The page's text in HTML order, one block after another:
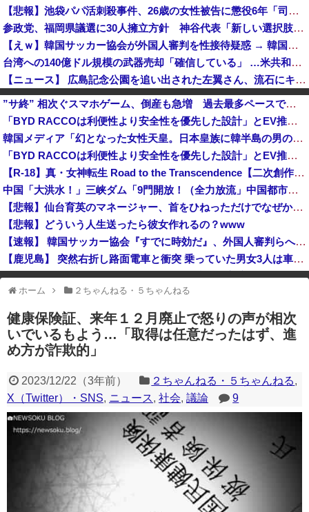
【悲報】池袋パパ活刺殺事件、26歳の女性被告に懲役6年「司法の女割」批判が紛糾 → ﾈｯﾄ「ジャンポケ斎藤の罪より軽くて草」ｗｗｗｗｗｗｗｗｗｗ...
参政党、福岡県議選に30人擁立方針 神谷代表「新しい選択肢を」
【えｗ】韓国サッカー協会が外国人審判を性接待疑惑 → 韓国ネットに動揺広がる「信じられない」「要求した外国人審判もおかしい」「韓国以外の国にも要...
台湾への140億ドル規模の武器売却「確信している」 …米共和党重鎮、マコール議員が表明！
【ニュース】 広島記念公園を追い出された左翼さん、流石にキモすぎて炎上
【おわった】三峡ダム、豪雨で13基の水門を開き大規模放流開始か 下流の工場地帯に洪水流入で崩壊はじまる
白黒のコマになぜ色が見えるのか 200年の謎をAIが解明！
ゲーム業界ご用達のフォント、年間料金“53倍”かつ“更新毎に値上げ”のありえない契約により多数撤退へ・・・
”サ終” 相次ぐスマホゲーム、倒産も急増 過去最多ペースで推移 「当たれば一攫千金」過去の時代に
「BYD RACCOは利便性より安全性を優先した設計」とEV推進派がスカスカ構造を絶賛、これがRACCOの一番の特徴よな
韓国メディア「幻となった女性天皇。日本皇族に韓半島の男の血が入る可能性がゼロに・・・」
「BYD RACCOは利便性より安全性を優先した設計」とEV推進派がスカスカ構造を絶賛、これがRACCOの一番の特徴よな
【R-18】真・女神転生 Road to the Transcendence【二次創作】 第２６話
中国「大洪水！」三峡ダム「9門開放！（全力放流」中国都市「三峡沿線の道路水没」中国政府「高速道路封鎖！」中国ダム「緊急放流に合わせて開門（土砂崩れ発生」→
【悲報】仙台育英のマネージャー、首をひねっただけでなぜかウインクしたことにされてしまう
【悲報】どういう人生送ったら彼女作れるの？www
【速報】 韓国サッカー協会『すでに時効だ』、外国人審判らへ性的接待疑惑→ロンドン五輪は銅メダルはく奪の可能性「審判の国籍は日本、UAE、イラン」
【鹿児島】 突然右折し路面電車と衝突 乗っていた男女3人は車を放置しダッシュで逃走中
サウジ・パキスタン・トルコ3カ国が共同防衛協定締結…「イスラム版NATO」指摘も！
一部のコンテンツが表示されなくなったり、サイト全体のレイアウトが崩れ
たりする場合があります。
ホーム ２ちゃんねる・５ちゃんねる
健康保険証、来年１２月廃止で怒りの声が相次
いでいるもよう…「取得は任意だったはず、進
め方が詐欺的」
2023/12/22 （3年前） ２ちゃんねる・５ちゃんねる,
X（Twitter）・SNS, ニュース, 社会, 議論 9